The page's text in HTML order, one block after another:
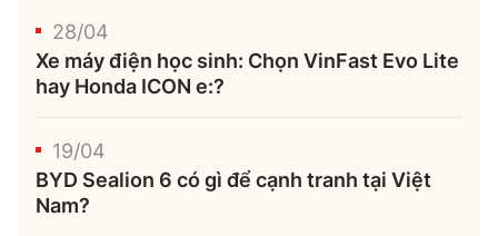
28/04
Xe máy điện học sinh: Chọn VinFast Evo Lite
hay Honda ICON e:?
19/04
BYD Sealion 6 có gì để cạnh tranh tại Việt
Nam?